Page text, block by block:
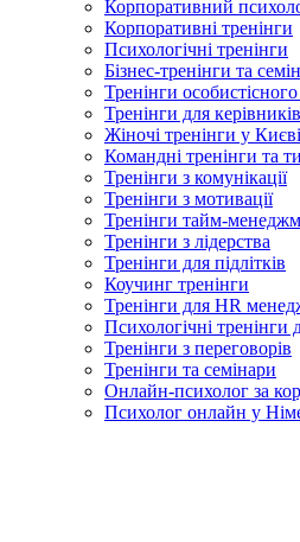
Корпоративний
Корпоративні тренінги
Психологічні тренінги
Бізнес-тренінги та
Тренінги
Тренінги для керівників
Жіночі тренінги у Києві
Командні тренінги та
Тренінги з комунікації
Тренінги з мотивації
Тренінги тайм-
Тренінги з лідерства
Тренінги для підлітків
Коучинг тренінги
Тренінги для HR
Психологічні тренінги
Тренінги з переговорів
Тренінги та семінари
Онлайн-психолог за
Психолог онлайн у